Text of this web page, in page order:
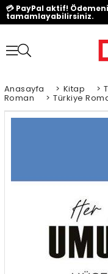
💳 PayPal aktif!
tamamlayabilirsiniz.
Anasayfa > Kitap >
Roman > Türkiye